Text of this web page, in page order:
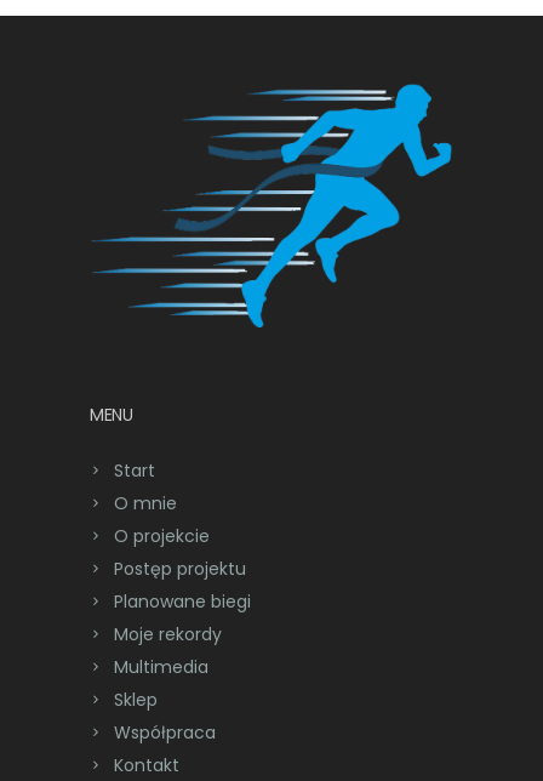
MENU
Start
O mnie
O projekcie
Postęp projektu
Planowane biegi
Moje rekordy
Multimedia
Sklep
Współpraca
Kontakt